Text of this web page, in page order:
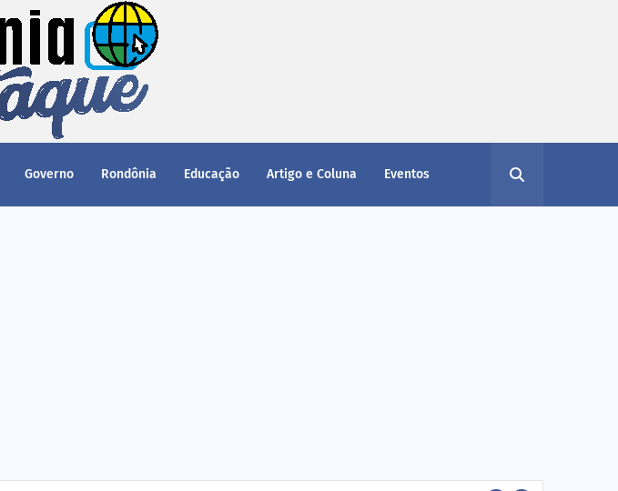
Governo Rondônia Educação Artigo e Coluna Eventos